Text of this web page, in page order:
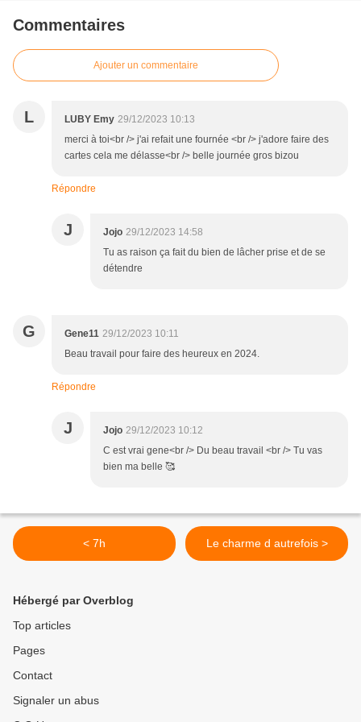
Commentaires
Ajouter un commentaire
L LUBY Emy 29/12/2023 10:13
merci à toi<br /> j'ai refait une fournée <br /> j'adore faire des
cartes cela me délasse<br /> belle journée gros bizou
Répondre
J Jojo 29/12/2023 14:58
Tu as raison ça fait du bien de lâcher prise et de se
détendre
G Gene11 29/12/2023 10:11
Beau travail pour faire des heureux en 2024.
Répondre
J Jojo 29/12/2023 10:12
C est vrai gene<br /> Du beau travail <br /> Tu vas
bien ma belle 🥰
< 7h Le charme d autrefois >
Hébergé par Overblog
Top articles
Pages
Contact
Signaler un abus